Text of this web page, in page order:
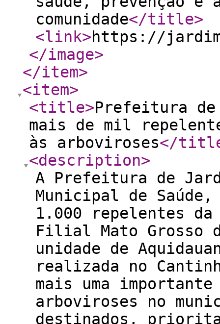
comunidade</title>
<link>https://
</image>
</item>
<item>
<title>Prefeitura de
mais de mil
às arboviroses</
<description>
A Prefeitura de
Municipal de Saúde,
1.000 repelentes
Filial Mato Grosso
unidade de
realizada no
mais uma
arboviroses no
destinados,